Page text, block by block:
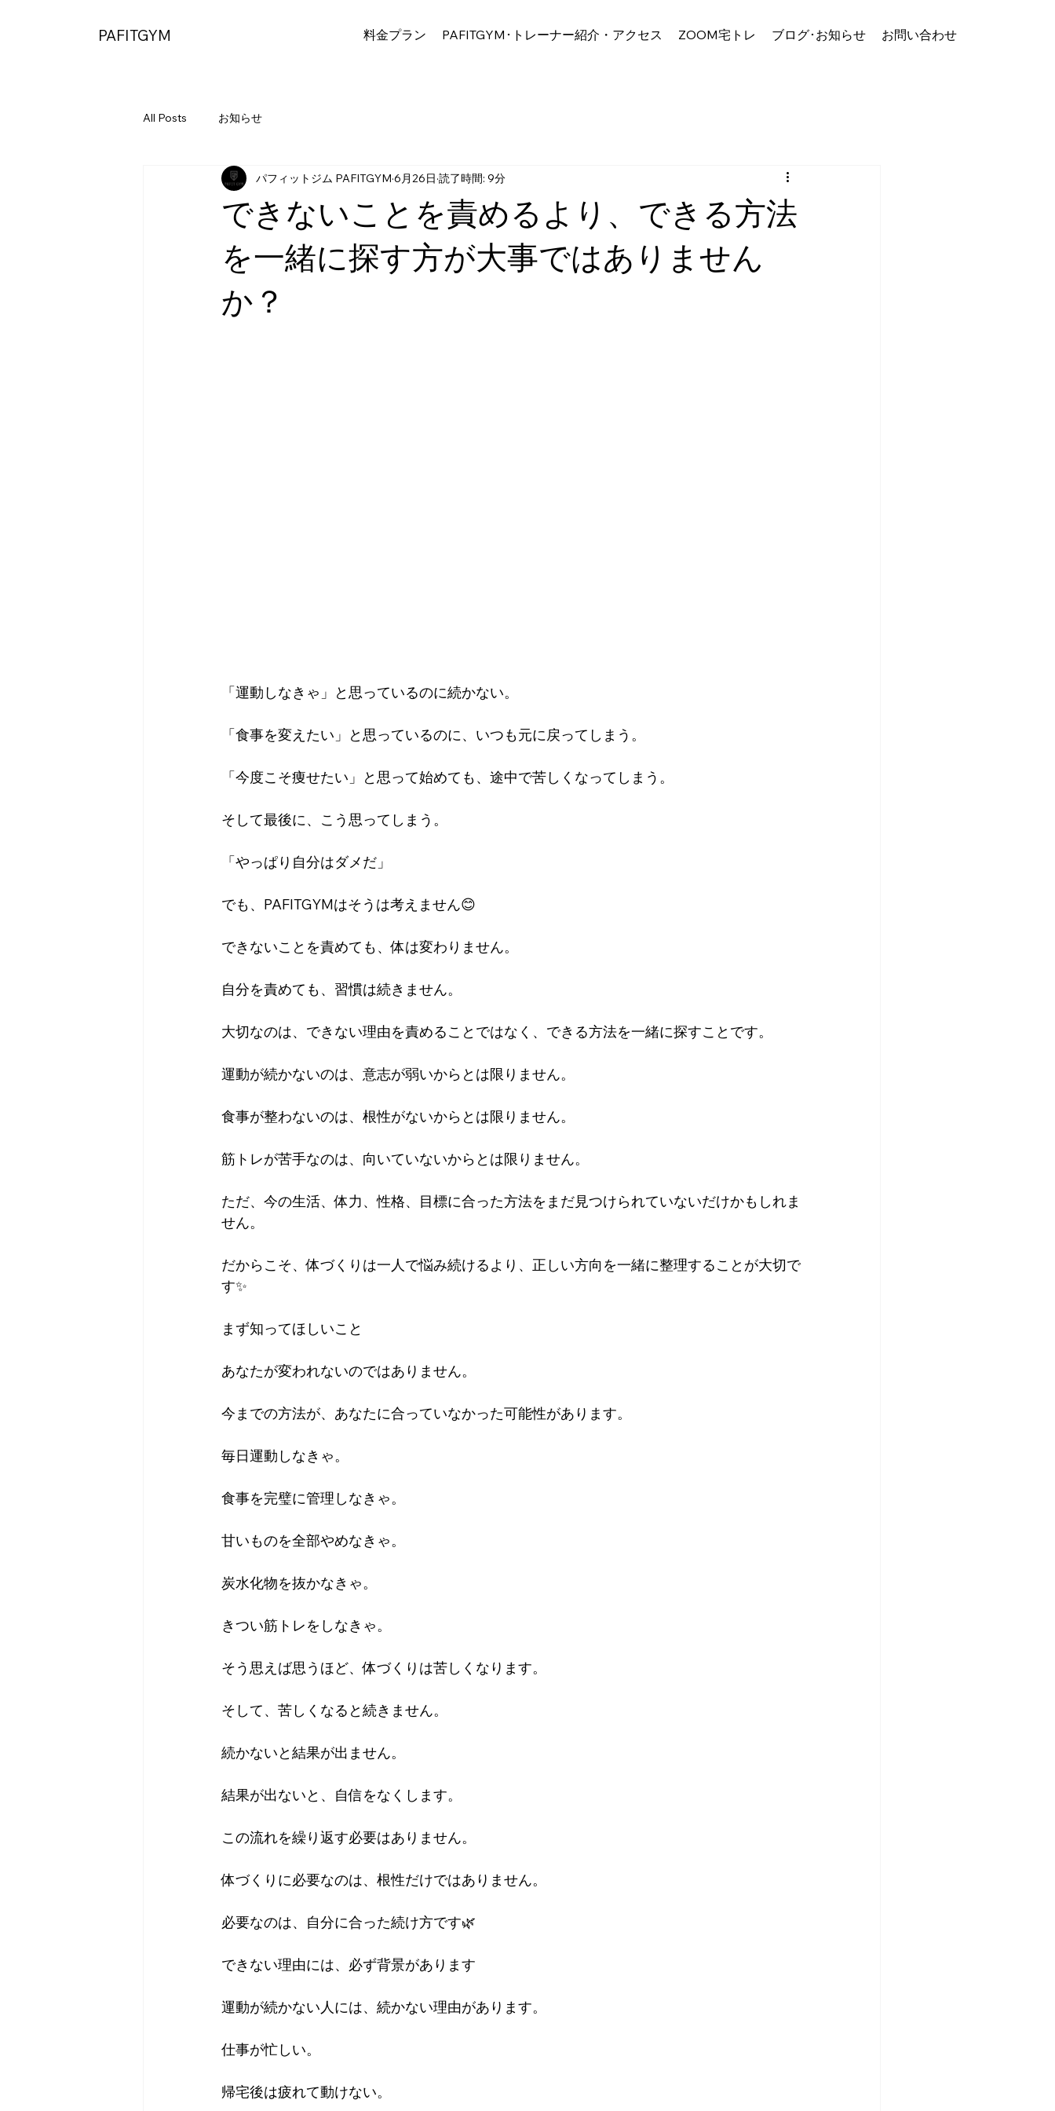
PAFITGYM 料金プラン PAFITGYM･トレーナー紹介・アクセス ZOOM宅トレ ブログ･お知らせ お問い合わせ
All Posts お知らせ
できないことを責めるより、できる方法
を一緒に探す方が大事ではありません
か？
パフィットジム PAFITGYM 6月26日 読了時間: 9分
「運動しなきゃ」と思っているのに続かない。
「食事を変えたい」と思っているのに、いつも元に戻ってしまう。
「今度こそ痩せたい」と思って始めても、途中で苦しくなってしまう。
そして最後に、こう思ってしまう。
「やっぱり自分はダメだ」
でも、PAFITGYMはそうは考えません😊
できないことを責めても、体は変わりません。
自分を責めても、習慣は続きません。
大切なのは、できない理由を責めることではなく、できる方法を一緒に探すことです。
運動が続かないのは、意志が弱いからとは限りません。
食事が整わないのは、根性がないからとは限りません。
筋トレが苦手なのは、向いていないからとは限りません。
ただ、今の生活、体力、性格、目標に合った方法をまだ見つけられていないだけかもしれま
せん。
だからこそ、体づくりは一人で悩み続けるより、正しい方向を一緒に整理することが大切で
す✨
まず知ってほしいこと
あなたが変われないのではありません。
今までの方法が、あなたに合っていなかった可能性があります。
毎日運動しなきゃ。
食事を完璧に管理しなきゃ。
甘いものを全部やめなきゃ。
炭水化物を抜かなきゃ。
きつい筋トレをしなきゃ。
そう思えば思うほど、体づくりは苦しくなります。
そして、苦しくなると続きません。
続かないと結果が出ません。
結果が出ないと、自信をなくします。
この流れを繰り返す必要はありません。
体づくりに必要なのは、根性だけではありません。
必要なのは、自分に合った続け方です🌿
できない理由には、必ず背景があります
運動が続かない人には、続かない理由があります。
仕事が忙しい。
帰宅後は疲れて動けない。